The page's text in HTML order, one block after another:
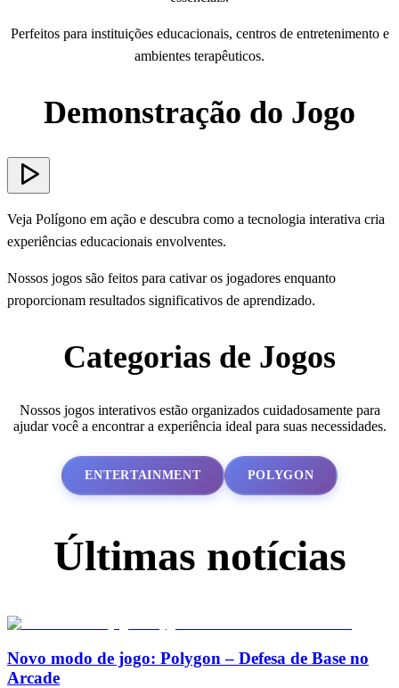
Perfeitos para instituições educacionais, centros de entretenimento e
ambientes terapêuticos.
Demonstração do Jogo
Veja Polígono em ação e descubra como a tecnologia interativa cria
experiências educacionais envolventes.
Nossos jogos são feitos para cativar os jogadores enquanto
proporcionam resultados significativos de aprendizado.
Categorias de Jogos
Nossos jogos interativos estão organizados cuidadosamente para
ajudar você a encontrar a experiência ideal para suas necessidades.
ENTERTAINMENT POLYGON
Últimas notícias
Novo modo de jogo: Polygon – Defesa de Base no
Arcade